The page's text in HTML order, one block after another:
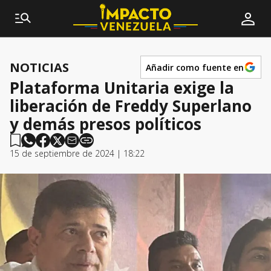
NOTICIAS Añadir como fuente en
Plataforma Unitaria exige la
liberación de Freddy Superlano
y demás presos políticos
15 de septiembre de 2024 | 18:22